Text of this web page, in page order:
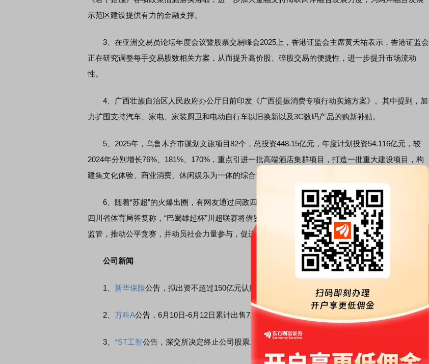
示范区建设提供有力的金融支撑。
3、在亚洲交易员论坛年度会议暨股票交易峰会2025上，香港证监会主席黄天祐表示，香港证监会
正在研究调整每手交易股数相关方案，从而提升高价股、碎股交易的便捷性，进一步提升市场流动
性。
4、广西壮族自治区人民政府办公厅日前印发《广西提振消费专项行动实施方案》。其中提到，加
力扩围支持汽车、家电、家装厨卫和电动自行车以旧换新以及3C数码产品的购新补贴。
5、2025年，乌鲁木齐市谋划文旅项目82个，总投资448.15亿元，年度计划投资54.116亿元，较
2024年分别增长76%、181%、170%，重点引进一批高端酒店集群项目，打造一批重大建设项目，构
建集文化体验、商业消费、休闲娱乐为一体的综合性文旅空间。
6、随着“苏超”的火爆出圈，有网友通过问政四川平台留言呼吁四川举办类似的足球赛事。对此，
四川省体育局答复称，“巴蜀雄起杯”川超联赛将借鉴“苏超”联赛的健康发展经验，完善赛事体系，强化
监管，推动公平竞赛，并动员社会力量参与，促进群众足球与校园足球发展，助力全民健身。
公司新闻
1、 新华保险公告，拟出资不超过150亿元认购私募基金份额。
2、 万科A公告，6月10日-6月12日累计出售7296万股A股库存股，有利于补充公司的流动资金。
3、 *ST工智公告，深交所决定终止公司股票上市。